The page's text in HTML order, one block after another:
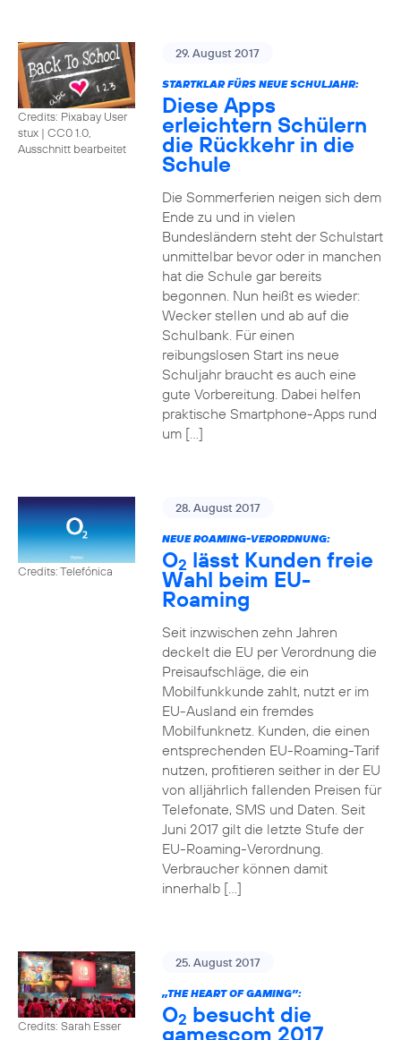
Credits: Pixabay User
stux | CC0 1.0,
Ausschnitt bearbeitet
29. August 2017
STARTKLAR FÜRS NEUE SCHULJAHR:
Diese Apps
erleichtern Schülern
die Rückkehr in die
Schule
Die Sommerferien neigen sich dem
Ende zu und in vielen
Bundesländern steht der Schulstart
unmittelbar bevor oder in manchen
hat die Schule gar bereits
begonnen. Nun heißt es wieder:
Wecker stellen und ab auf die
Schulbank. Für einen
reibungslosen Start ins neue
Schuljahr braucht es auch eine
gute Vorbereitung. Dabei helfen
praktische Smartphone-Apps rund
um […]
Credits: Telefónica
28. August 2017
NEUE ROAMING-VERORDNUNG:
O2 lässt Kunden freie
Wahl beim EU-
Roaming
Seit inzwischen zehn Jahren
deckelt die EU per Verordnung die
Preisaufschläge, die ein
Mobilfunkkunde zahlt, nutzt er im
EU-Ausland ein fremdes
Mobilfunknetz. Kunden, die einen
entsprechenden EU-Roaming-Tarif
nutzen, profitieren seither in der EU
von alljährlich fallenden Preisen für
Telefonate, SMS und Daten. Seit
Juni 2017 gilt die letzte Stufe der
EU-Roaming-Verordnung.
Verbraucher können damit
innerhalb […]
Credits: Sarah Esser
25. August 2017
„THE HEART OF GAMING”:
O2 besucht die
gamescom 2017